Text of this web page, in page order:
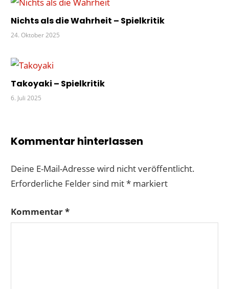
Nichts als die Wahrheit – Spielkritik
24. Oktober 2025
Takoyaki – Spielkritik
6. Juli 2025
Kommentar hinterlassen
Deine E-Mail-Adresse wird nicht veröffentlicht.
Erforderliche Felder sind mit* markiert
Kommentar*